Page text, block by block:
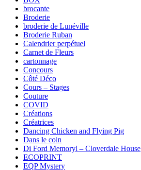
brocante
Broderie
broderie de Lunéville
Broderie Ruban
Calendrier perpétuel
Carnet de Fleurs
cartonnage
Concours
Côté Déco
Cours – Stages
Couture
COVID
Créations
Créatrices
Dancing Chicken and Flying Pig
Dans le coin
Di Ford Memoryl – Cloverdale House
ECOPRINT
EQP Mystery